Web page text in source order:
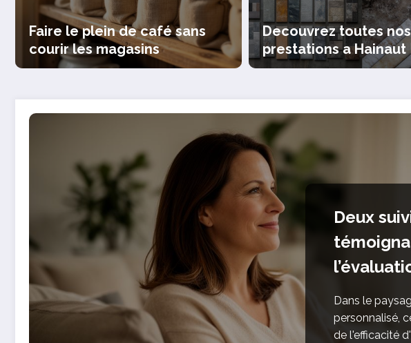
Faire le plein de café sans
courir les magasins
Decouvrez toutes nos
prestations a Hainaut
Carrelage Hainaut :
votre interieur
Lire la suite
Deux
réalisés
Dans le
personnalisé,
de l'efficacité